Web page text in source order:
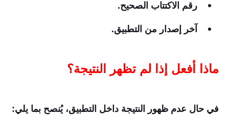
رقم الاكتتاب الصحيح.
آخر إصدار من التطبيق.
ماذا أفعل إذا لم تظهر النتيجة؟
في حال عدم ظهور النتيجة داخل التطبيق، يُنصح بما يلي: